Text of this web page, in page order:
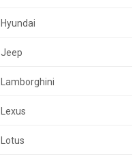
Hyundai
Jeep
Lamborghini
Lexus
Lotus